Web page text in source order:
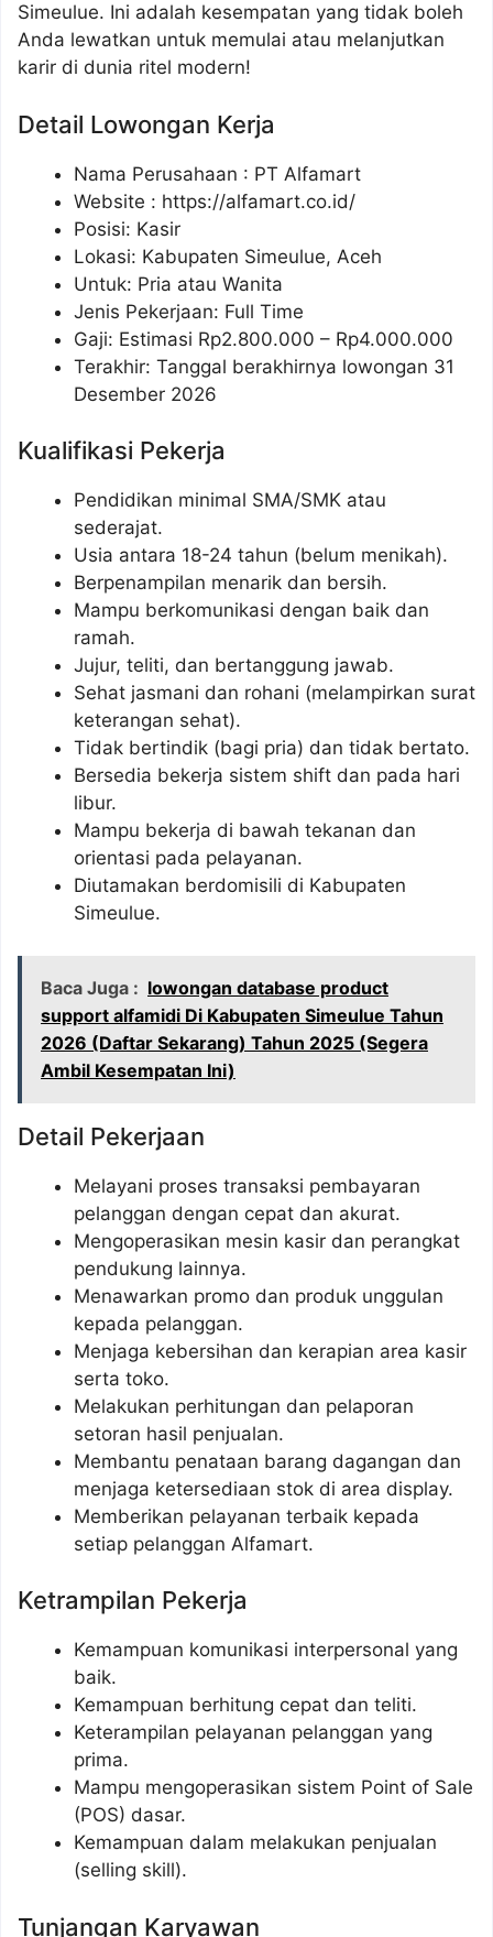
Simeulue. Ini adalah kesempatan yang tidak boleh
Anda lewatkan untuk memulai atau melanjutkan
karir di dunia ritel modern!
Detail Lowongan Kerja
Nama Perusahaan : PT Alfamart
Website : https://alfamart.co.id/
Posisi: Kasir
Lokasi: Kabupaten Simeulue, Aceh
Untuk: Pria atau Wanita
Jenis Pekerjaan: Full Time
Gaji: Estimasi Rp2.800.000 – Rp4.000.000
Terakhir: Tanggal berakhirnya lowongan 31
Desember 2026
Kualifikasi Pekerja
Pendidikan minimal SMA/SMK atau
sederajat.
Usia antara 18-24 tahun (belum menikah).
Berpenampilan menarik dan bersih.
Mampu berkomunikasi dengan baik dan
ramah.
Jujur, teliti, dan bertanggung jawab.
Sehat jasmani dan rohani (melampirkan surat
keterangan sehat).
Tidak bertindik (bagi pria) dan tidak bertato.
Bersedia bekerja sistem shift dan pada hari
libur.
Mampu bekerja di bawah tekanan dan
orientasi pada pelayanan.
Diutamakan berdomisili di Kabupaten
Simeulue.
Baca Juga : lowongan database product
support alfamidi Di Kabupaten Simeulue Tahun
2026 (Daftar Sekarang) Tahun 2025 (Segera
Ambil Kesempatan Ini)
Detail Pekerjaan
Melayani proses transaksi pembayaran
pelanggan dengan cepat dan akurat.
Mengoperasikan mesin kasir dan perangkat
pendukung lainnya.
Menawarkan promo dan produk unggulan
kepada pelanggan.
Menjaga kebersihan dan kerapian area kasir
serta toko.
Melakukan perhitungan dan pelaporan
setoran hasil penjualan.
Membantu penataan barang dagangan dan
menjaga ketersediaan stok di area display.
Memberikan pelayanan terbaik kepada
setiap pelanggan Alfamart.
Ketrampilan Pekerja
Kemampuan komunikasi interpersonal yang
baik.
Kemampuan berhitung cepat dan teliti.
Keterampilan pelayanan pelanggan yang
prima.
Mampu mengoperasikan sistem Point of Sale
(POS) dasar.
Kemampuan dalam melakukan penjualan
(selling skill).
Tunjangan Karyawan